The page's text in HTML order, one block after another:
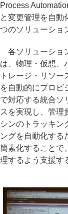
Process
と変更管理を自動
つのソリューショ
各ソリューショ
は、物理・仮想、
トレージ・リソ
を自動的にプロビ
で対応する統合ソ
スを実現し、管理
シンのトラッキン
ングを自動化する
簡素化することで
理するよう支援す